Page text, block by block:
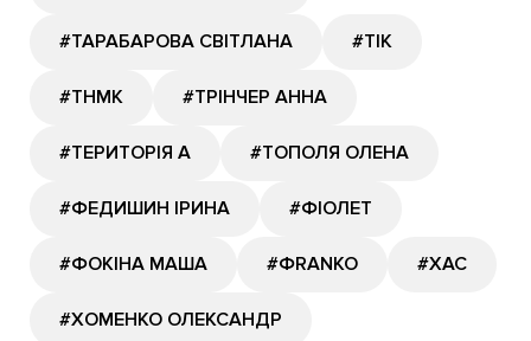
#ТАРАБАРОВА СВІТЛАНА #ТІК
#ТНМК #ТРІНЧЕР АННА
#ТЕРИТОРІЯ А #ТОПОЛЯ ОЛЕНА
#ФЕДИШИН ІРИНА #ФІОЛЕТ
#ФОКІНА МАША #ФRANKO #ХАС
#ХОМЕНКО ОЛЕКСАНДР